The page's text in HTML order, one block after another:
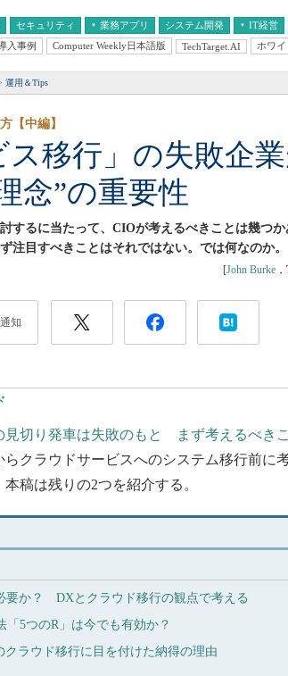
セキュリティ 業務アプリ システム開発 IT経営
経営とIT 医療IT
入事例 Computer Weekly日本語版 TechTarget.AI ホワ
運用＆Tips
ス移行」の失敗企
念”の重要性
【中編】
するに当たって、CIOが考えるべきことは幾つ
注目すべきことはそれではない。では何なのか。
[John Burke ，
知
見切り発車は失敗のもと まず考えるべき
らクラウドサービスへのシステム移行前に
稿は残りの2つを紹介する。
要か？ DXとクラウド移行の観点で考える
「5つのR」は今でも有効か？
クラウド移行に目を付けた納得の理由